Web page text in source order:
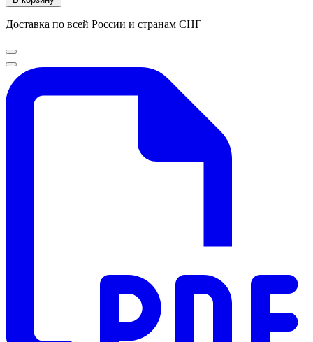
Доставка по всей России и странам СНГ